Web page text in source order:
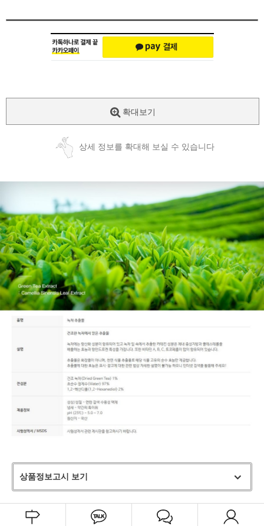
확대보기
상세 정보를 확대해 보실 수 있습니다
상품정보고시 보기